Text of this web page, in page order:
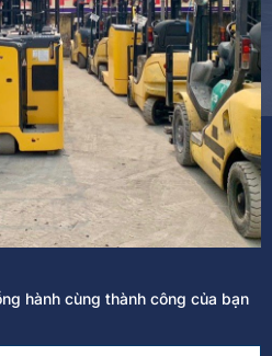
hành cùng thành công của bạn